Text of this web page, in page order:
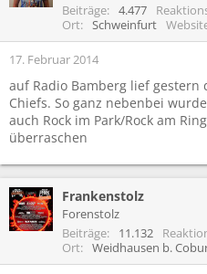
Beiträge 4.477
Ort
Schweinfurt
17. Februar 2014
auf Radio Bamberg lief gestern
Chiefs. So ganz nebenbei
auch Rock im Park/Rock am
überraschen
Frankenstolz
Forenstolz
Beiträge
11.132
Ort
Weidhausen b.